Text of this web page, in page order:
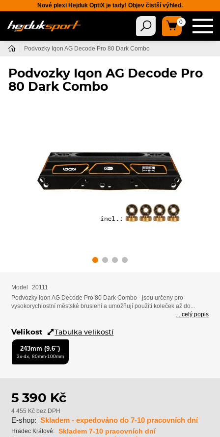
Nové plexi Hejduk OptiX je tady! Objev čistší výhled.
0
Podvozky Iqon AG Decode Pro 80 Dark Combo
Podvozky Iqon AG Decode Pro
80 Dark Combo
Model
20111
Podvozky Iqon AG Decode Pro 80 Dark Combo - jsou určeny pro
vysokorychlostní městské bruslení a umožňují použití koleček až do...
... celý popis
Velikost Tabulka velikostí
243mm (9.6")
3x-4x, 80mm-100mm
5 390 Kč
4 455 Kč bez DPH
E-shop: Skladem - expedováno do 7-10 pracovních dní
Hradec Králové: Skladem 7-10 pracovních dní